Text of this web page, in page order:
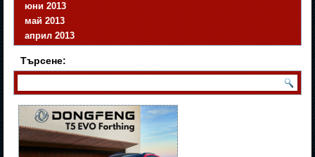
юни 2013
май 2013
април 2013
Търсене: